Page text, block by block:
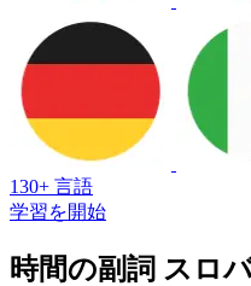
130+ 言語
学習を開始
時間の副詞 スロ